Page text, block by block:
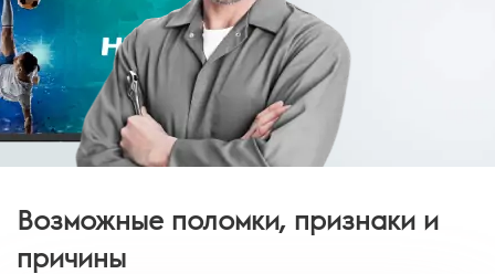
Возможные поломки, признаки и
причины